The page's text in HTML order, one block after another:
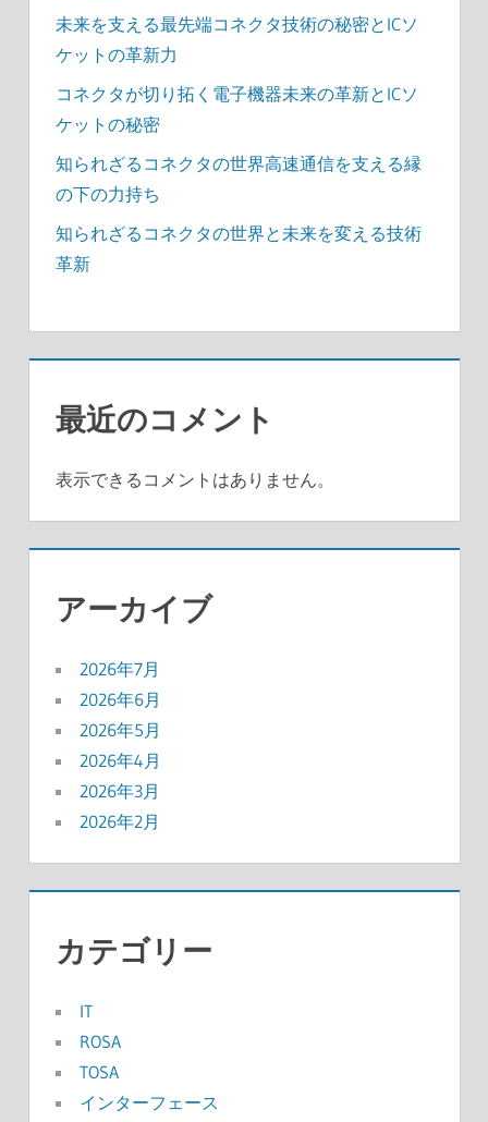
未来を支える最先端コネクタ技術の秘密とICソ
ケットの革新力
コネクタが切り拓く電子機器未来の革新とICソ
ケットの秘密
知られざるコネクタの世界高速通信を支える縁
の下の力持ち
知られざるコネクタの世界と未来を変える技術
革新
最近のコメント
表示できるコメントはありません。
アーカイブ
2026年7月
2026年6月
2026年5月
2026年4月
2026年3月
2026年2月
カテゴリー
IT
ROSA
TOSA
インターフェース